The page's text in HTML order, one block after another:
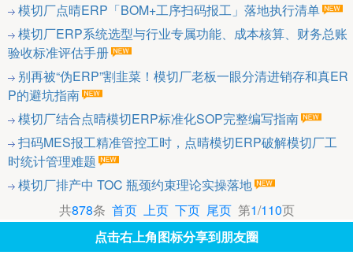
模切厂点晴ERP「BOM+工序扫码报工」落地执行清单
模切厂ERP系统选型与行业专属功能、成本核算、财务总账
验收标准评估手册
别再被“伪ERP”割韭菜！模切厂老板一眼分清进销存和真ER
P的避坑指南
模切厂结合点晴模切ERP标准化SOP完整编写指南
扫码MES报工精准管控工时，点晴模切ERP破解模切厂工
时统计管理难题
模切厂排产中 TOC 瓶颈约束理论实操落地
共878条 首页 上页 下页 尾页第1/110页
点击右上角图标分享到朋友圈